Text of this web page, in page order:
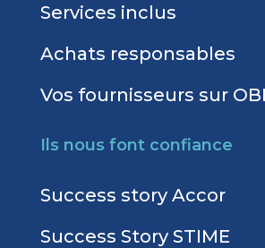
Services inclus
Achats responsables
Vos fournisseurs sur
Ils nous font confiance
Success story Accor
Success Story STIME